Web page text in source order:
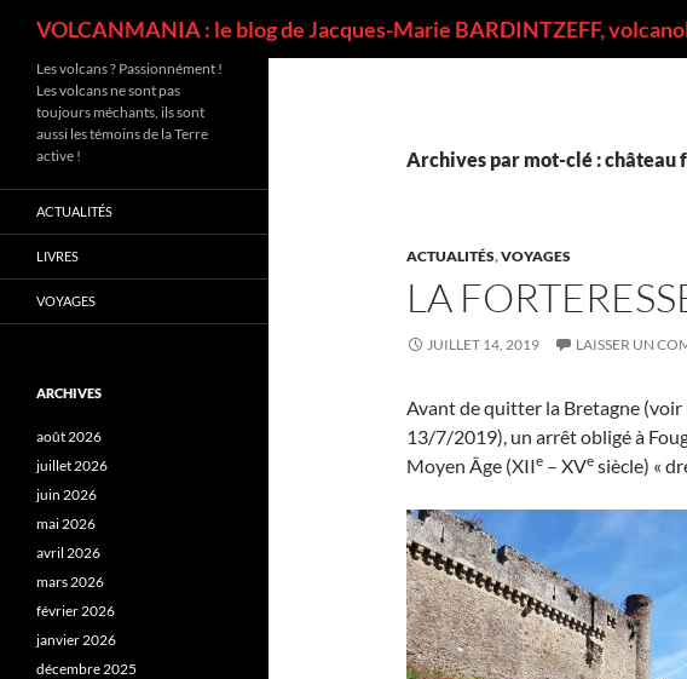
VOLCANMANIA : le blog de Jacques-Marie BARDINTZEFF,
Archives par mot-clé : château
ACTUALITÉS,VOYAGES
LA
JUILLET 14, 2019 LAISSER UN
Avant de quitter la Bretagne
13/7/2019), un arrêt obligé à
Moyen Âge (XIIe – XVe siècle) «
Les volcans ? Passionnément !
Les volcans ne sont pas
toujours méchants, ils sont
aussi les témoins de la Terre
active !
ACTUALITÉS
LIVRES
VOYAGES
ARCHIVES
août 2026
juillet 2026
juin 2026
mai 2026
avril 2026
mars 2026
février 2026
janvier 2026
décembre 2025